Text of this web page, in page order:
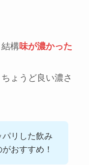
構味が濃かった
ょうど良い濃さ
リした飲み
おすすめ！